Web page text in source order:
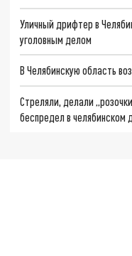
Уличный дрифтер в
уголовным делом
В Челябинскую область
Стреляли, делали
беспредел в челябинском